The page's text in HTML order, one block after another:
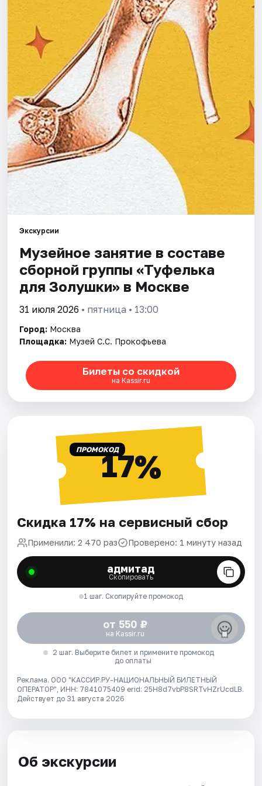
Города
Площадки
Артисты
Рейтинги
Экскурсии
Музейное занятие в составе
сборной группы «Туфелька
для Золушки» в Москве
31 июля 2026 • пятница • 13:00
Город: Москва
Площадка: Музей С.С. Прокофьева
Билеты со скидкой
на Kassir.ru
ПРОМОКОД17%
Скидка 17% на сервисный сбор
Применили: 2 470 раз Проверено: 1 минуту назад
адмитад
Скопировать
1 шаг. Скопируйте промокод
от 550 ₽
на Kassir.ru
2 шаг. Выберите билет и примените промокод
до оплаты
Реклама. ООО "КАССИР.РУ-НАЦИОНАЛЬНЫЙ БИЛЕТНЫЙ
ОПЕРАТОР", ИНН: 7841075409 erid: 25H8d7vbP8SRTvHZrUcdLB.
Действует до 31 августа 2026
Об экскурсии